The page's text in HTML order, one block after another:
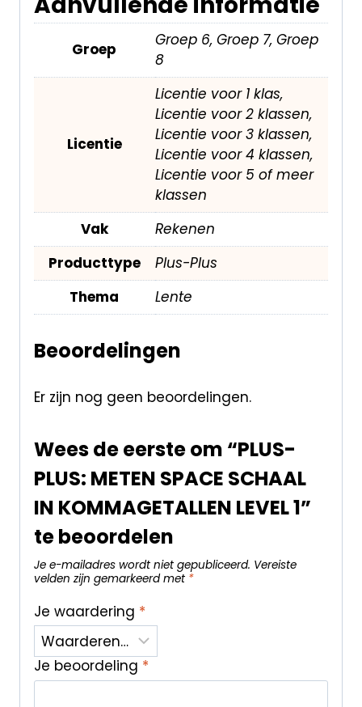
Groep
Groep 6, Groep 7, Groep
8
Licentie
Licentie voor 1 klas,
Licentie voor 2 klassen,
Licentie voor 3 klassen,
Licentie voor 4 klassen,
Licentie voor 5 of meer
klassen
Vak
Rekenen
Producttype
Plus-Plus
Thema
Lente
Beoordelingen
Er zijn nog geen beoordelingen.
Wees de eerste om “PLUS-
PLUS: METEN SPACE SCHAAL
IN KOMMAGETALLEN LEVEL 1”
te beoordelen
Je e-mailadres wordt niet gepubliceerd. Vereiste
velden zijn gemarkeerd met *
Je waardering *
Je beoordeling *